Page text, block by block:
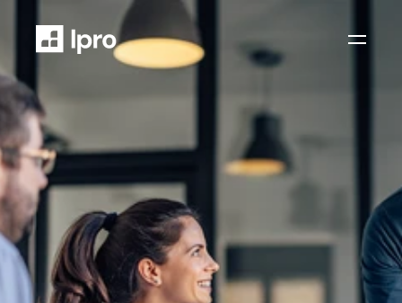
Ipro Branchensoftware
winIprofür
Hörakustiker